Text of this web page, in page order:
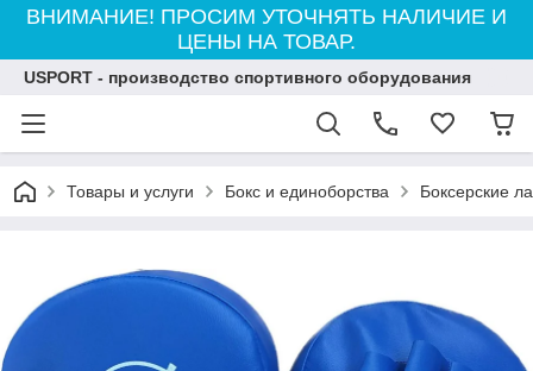
ВНИМАНИЕ! ПРОСИМ УТОЧНЯТЬ НАЛИЧИЕ И
ЦЕНЫ НА ТОВАР.
USPORT - производство спортивного оборудования
Товары и услуги Бокс и единоборства Боксерские